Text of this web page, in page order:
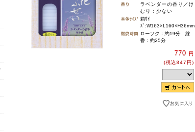
ラベンダーの香り／け
むり：少ない
箱ｻｲ
ｽﾞ:W163×L160×H36mm
ローソク：約19分 線
香：約25分
770
円
(税込847円)